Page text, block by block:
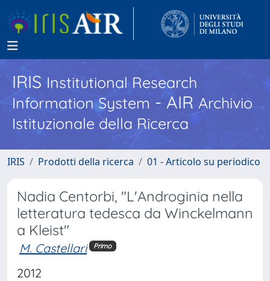
IRISInstitutional Research
Information System - AIR Archivio
Istituzionale della Ricerca
IRIS Prodotti della ricerca 01 - Articolo su periodico
Nadia Centorbi, "L'Androginia nella
letteratura tedesca da Winckelmann
a Kleist"
M. Castellari Primo
2012